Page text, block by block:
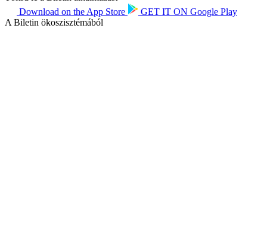
Download on the App Store GET IT ON Google Play
A Biletin ökoszisztémából